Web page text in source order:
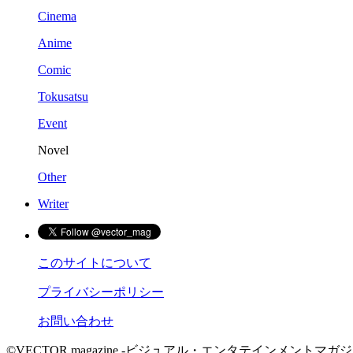
Cinema
Anime
Comic
Tokusatsu
Event
Novel
Other
Writer
このサイトについて
プライバシーポリシー
お問い合わせ
©VECTOR magazine -ビジュアル・エンタテインメントマガジ